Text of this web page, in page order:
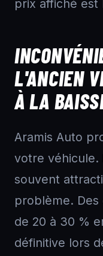
prix affiché est
L'ANCIEN
À LA
Aramis Auto
votre véhicule.
souvent
problème.
de 20 à 30 %
définitive lors